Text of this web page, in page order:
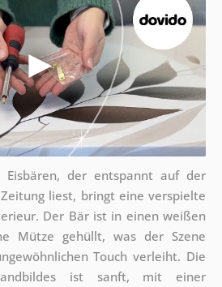
der entspannt auf der
liest, bringt eine verspielte
Der Bär ist in einen weißen
Mütze gehüllt, was der Szene
Touch verleiht. Die
ist sanft, mit einer